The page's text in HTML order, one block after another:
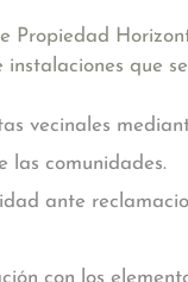
Propiedad
instalaciones que
vecinales
las comunidades.
ante
con los